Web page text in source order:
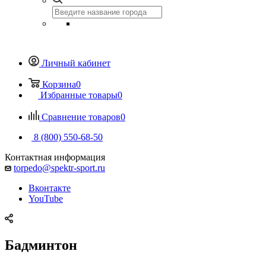
Личный кабинет
Корзина0
Избранные товары0
Сравнение товаров0
8 (800) 550-68-50
Контактная информация
torpedo@spektr-sport.ru
Вконтакте
YouTube
Бадминтон